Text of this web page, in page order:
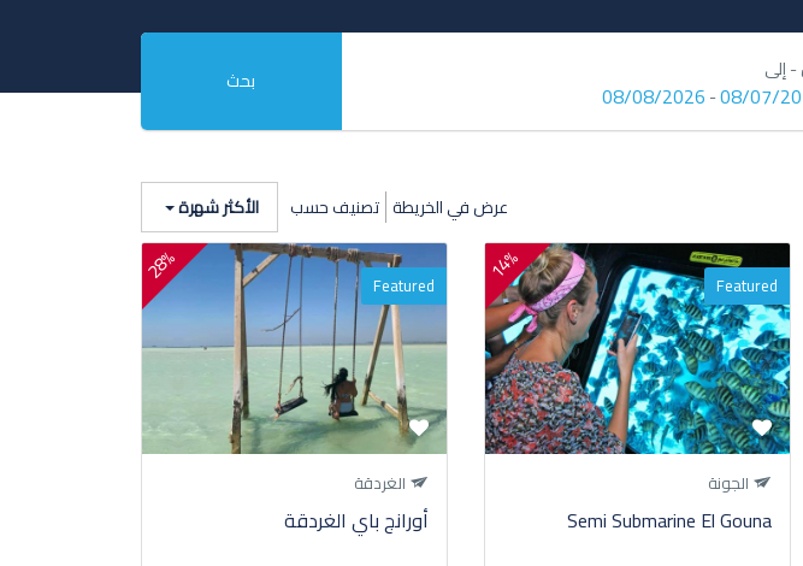
إلى
08/07/
-
08/08/2026 بحث
عرض في الخريطة تصنيف حسب الأكثر شهرة
Featured
14%
الجونة
Semi Submarine El Gouna
Featured
28%
الغردقة
أورانج باي الغردقة